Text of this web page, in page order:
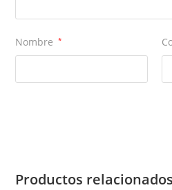
Nombre *
Productos relacionados